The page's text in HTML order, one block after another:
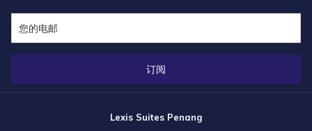
机。
日参与了“阿拉伯旅游展后销售路演”，活动分别在沙特阿拉伯的吉达与利
订阅
Lexis Suites Penang